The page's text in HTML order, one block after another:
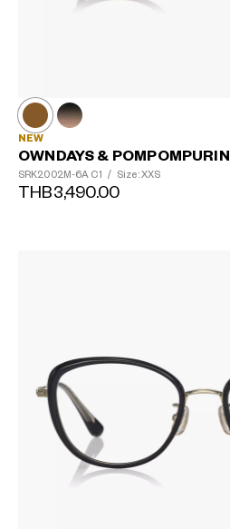
NEW
OWNDAYS & POMPOMPURIN
SRK2002M-6A C1 / Size: XXS
THB3,490.00